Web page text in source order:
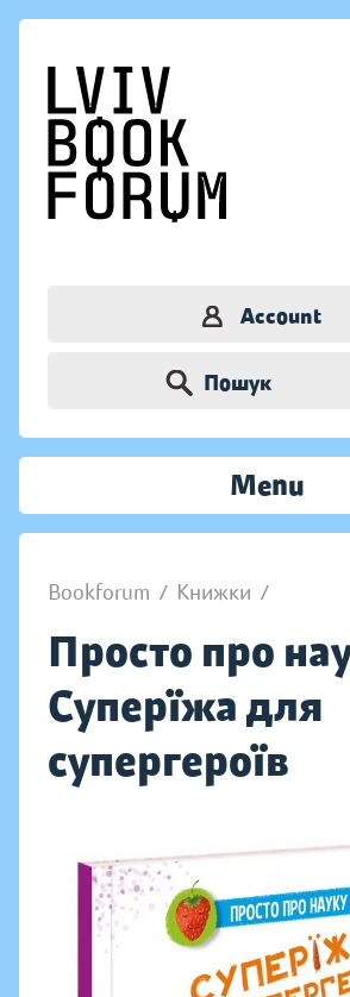
Account
Пошук
Menu
Bookforum / Книжки /
Просто про
Суперїжа для
супергероїв